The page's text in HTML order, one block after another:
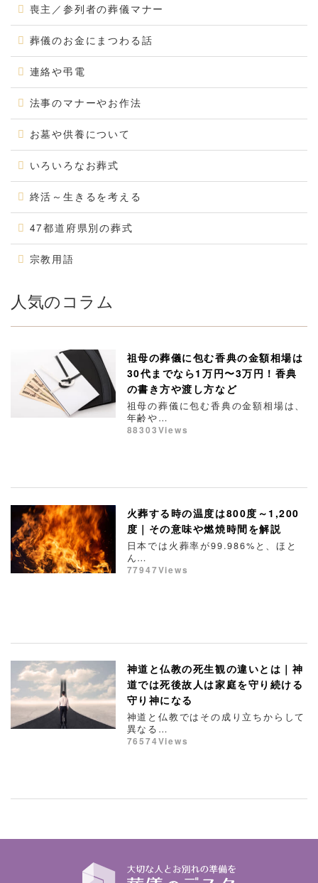
喪主／参列者の葬儀マナー
葬儀のお金にまつわる話
連絡や弔電
法事のマナーやお作法
お墓や供養について
いろいろなお葬式
終活～生きるを考える
47都道府県別の葬式
宗教用語
人気のコラム
祖母の葬儀に包む香典の金額相場は
30代までなら1万円〜3万円！香典
の書き方や渡し方など
祖母の葬儀に包む香典の金額相場は、
年齢や…
88303Views
火葬する時の温度は800度～1,200
度｜その意味や燃焼時間を解説
日本では火葬率が99.986%と、ほと
ん…
77947Views
神道と仏教の死生観の違いとは｜神
道では死後故人は家庭を守り続ける
守り神になる
神道と仏教ではその成り立ちからして
異なる…
76574Views